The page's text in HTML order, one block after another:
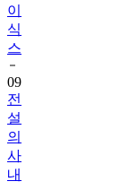
이
식
스
09
전
설
의
사
내